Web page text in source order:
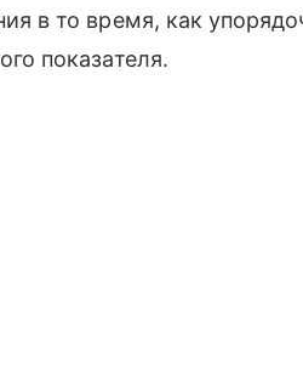
в то время, как
показателя.